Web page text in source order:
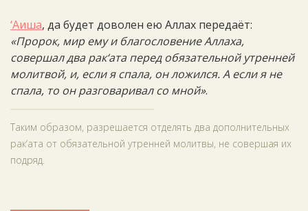
‘Аиша, да будет доволен ею Аллах передаёт:
«Пророк, мир ему и благословение Аллаха,
совершал два рак‘ата перед обязательной утренней
молитвой, и, если я спала, он ложился. А если я не
спала, то он разговаривал со мной».
Таким образом, разрешается отделять два дополнительных
рак‘ата от обязательной утренней молитвы, не совершая их
подряд.